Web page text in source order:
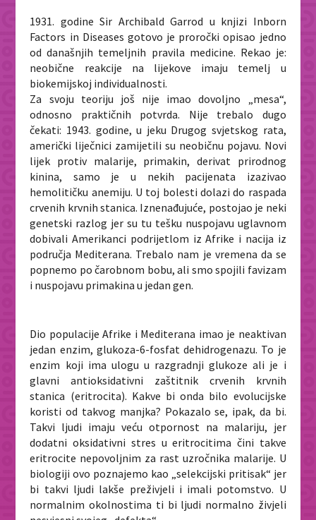
1931. godine Sir Archibald Garrod u knjizi Inborn
Factors in Diseases gotovo je proročki opisao jedno
od današnjih temeljnih pravila medicine. Rekao je:
neobične reakcije na lijekove imaju temelj u
biokemijskoj individualnosti.
Za svoju teoriju još nije imao dovoljno „mesa“,
odnosno praktičnih potvrda. Nije trebalo dugo
čekati: 1943. godine, u jeku Drugog svjetskog rata,
američki liječnici zamijetili su neobičnu pojavu. Novi
lijek protiv malarije, primakin, derivat prirodnog
kinina, samo je u nekih pacijenata izazivao
hemolitičku anemiju. U toj bolesti dolazi do raspada
crvenih krvnih stanica. Iznenađujuće, postojao je neki
genetski razlog jer su tu tešku nuspojavu uglavnom
dobivali Amerikanci podrijetlom iz Afrike i nacija iz
područja Mediterana. Trebalo nam je vremena da se
popnemo po čarobnom bobu, ali smo spojili favizam
i nuspojavu primakina u jedan gen.
Dio populacije Afrike i Mediterana imao je neaktivan
jedan enzim, glukoza-6-fosfat dehidrogenazu. To je
enzim koji ima ulogu u razgradnji glukoze ali je i
glavni antioksidativni zaštitnik crvenih krvnih
stanica (eritrocita). Kakve bi onda bilo evolucijske
koristi od takvog manjka? Pokazalo se, ipak, da bi.
Takvi ljudi imaju veću otpornost na malariju, jer
dodatni oksidativni stres u eritrocitima čini takve
eritrocite nepovoljnim za rast uzročnika malarije. U
biologiji ovo poznajemo kao „selekcijski pritisak“ jer
bi takvi ljudi lakše preživjeli i imali potomstvo. U
normalnim okolnostima ti bi ljudi normalno živjeli